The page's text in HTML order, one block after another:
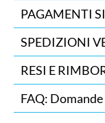
PAGAMENTI
SPEDIZIONI
RESI E
FAQ: